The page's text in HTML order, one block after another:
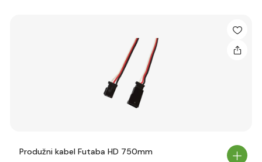
Produžni kabel Futaba HD 750mm